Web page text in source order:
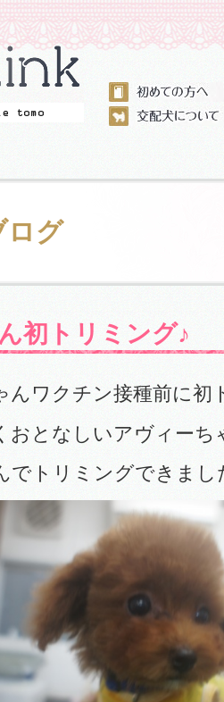
ログ
初トリミング♪
んワクチン接種前に初
おとなしいアヴィーち
でトリミングできまし